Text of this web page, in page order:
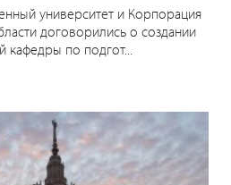
университет и Корпорация
договорились о создании
кафедры по подгот...